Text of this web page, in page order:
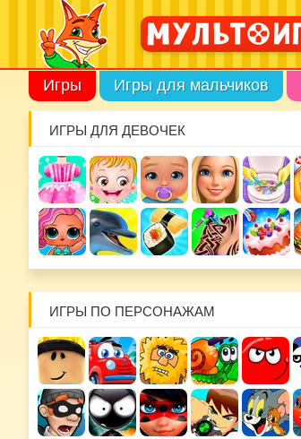
Игры Игры для мальчиков
ИГРЫ ДЛЯ ДЕВОЧЕК
ИГРЫ ПО ПЕРСОНАЖАМ